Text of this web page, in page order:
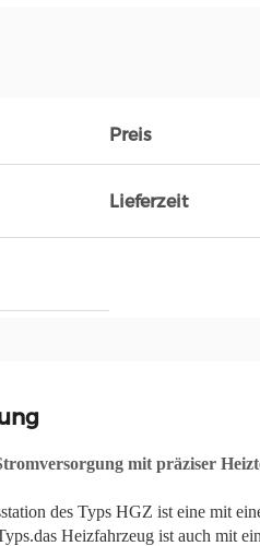
Preis
Lieferzeit
mit präziser
des Typs HGZ ist eine mit
Heizfahrzeug ist auch mit